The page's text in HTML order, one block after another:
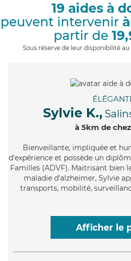
19 aides à
peuvent intervenir
partir de
Sous réserve de leur disponibilité
Sylvie K.,
à 5km de
Bienveillante, impliquée et
d'expérience et possède un
Familles (ADVF). Maitrisant bien
maladie d'alzheimer, Sylvie
transports, mobilité,
Afficher le